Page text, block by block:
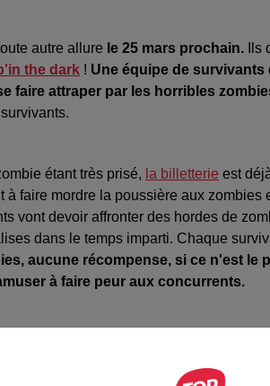
autre allure le 25 mars prochain. Ils
the dark ! Une équipe de survivants
faire attraper par les horribles
étant très prisé, la billetterie est
faire mordre la poussière aux zombies
vont devoir affronter des hordes de
dans le temps imparti. Chaque
aucune récompense, si ce n'est le
à faire peur aux concurrents.
fois à la course en tant que zombie. Il a
et voulait absolument réiterer.